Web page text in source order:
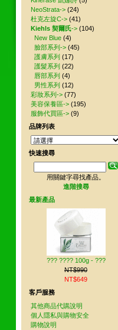
NeoStrata-> (24)
杜克左旋C-> (41)
Kiehls 契爾氏-> (104)
New Blue (4)
臉部系列-> (45)
護膚系列 (17)
護髮系列 (22)
唇部系列 (4)
男性系列 (12)
彩妝系列-> (77)
美容保養區-> (195)
服飾代買區-> (9)
品牌列表
快速搜尋
用關鍵字尋找產品。
進階搜尋
最新產品
??? ???? 100g - ???
NT$990
NT$649
客戶服務
其他商品代購說明
個人隱私與購物安全
購物說明